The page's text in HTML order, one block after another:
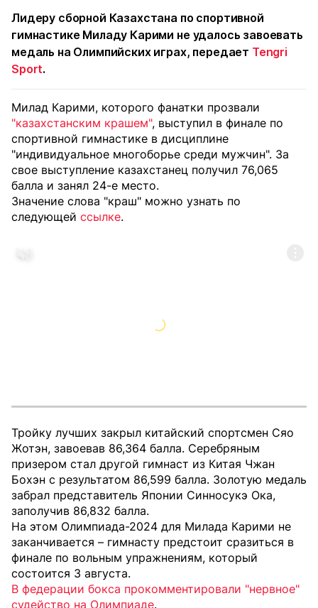
Лидеру сборной Казахстана по спортивной
гимнастике Миладу Карими не удалось завоевать
медаль на Олимпийских играх, передает Tengri
Sport.
Милад Карими, которого фанатки прозвали
"казахстанским крашем", выступил в финале по
спортивной гимнастике в дисциплине
"индивидуальное многоборье среди мужчин". За
свое выступление казахстанец получил 76,065
балла и занял 24-е место.
Значение слова "краш" можно узнать по
следующей ссылке.
Тройку лучших закрыл китайский спортсмен Сяо
Жотэн, завоевав 86,364 балла. Серебряным
призером стал другой гимнаст из Китая Чжан
Бохэн с результатом 86,599 балла. Золотую медаль
забрал представитель Японии Синносукэ Ока,
заполучив 86,832 балла.
На этом Олимпиада-2024 для Милада Карими не
заканчивается – гимнасту предстоит сразиться в
финале по вольным упражнениям, который
состоится 3 августа.
В федерации бокса прокомментировали "нервное"
судейство на Олимпиаде.